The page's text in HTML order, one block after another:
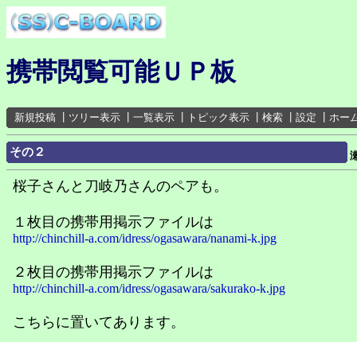
携帯閲覧可能ＵＰ板
新規投稿 ツリー表示 一覧表示 トピック表示 検索 設定 ホー
その２
桜子さんと刀岐乃さんのペアも。
１枚目の携帯用掲示ファイルは
http://chinchill-a.com/idress/ogasawara/nanami-k.jpg
２枚目の携帯用掲示ファイルは
http://chinchill-a.com/idress/ogasawara/sakurako-k.jpg
こちらに置いてあります。